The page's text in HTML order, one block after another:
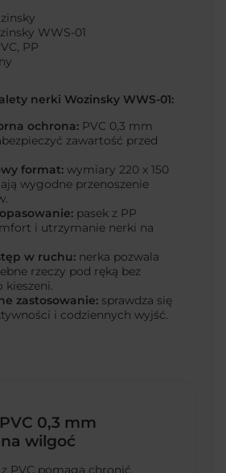
WWS-01
PP
nerki Wozinsky WWS-01:
ochrona: PVC 0,3 mm
zawartość przed
format: wymiary 220 x 150
wygodne przenoszenie
pasek z PP
i utrzymanie nerki na
w ruchu: nerka pozwala
rzeczy pod ręką bez
kieszeni.
zastosowanie: sprawdza się
i codziennych wyjść.
0,3 mm
wilgoć
PVC pomaga chronić